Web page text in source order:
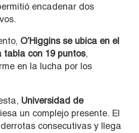
encadenar dos
O’Higgins se ubica en el
con 19 puntos,
en la lucha por los
Universidad de
un complejo presente. El
consecutivas y llega